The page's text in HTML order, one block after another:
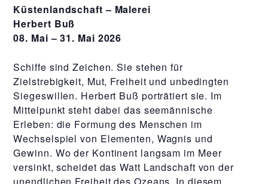
Küstenlandschaft – Malerei
Herbert Buß
08. Mai – 31. Mai 2026
Schiffe sind Zeichen. Sie stehen für
Zielstrebigkeit, Mut, Freiheit und unbedingten
Siegeswillen. Herbert Buß porträtiert sie. Im
Mittelpunkt steht dabei das seemännische
Erleben: die Formung des Menschen im
Wechselspiel von Elementen, Wagnis und
Gewinn. Wo der Kontinent langsam im Meer
versinkt, scheidet das Watt Landschaft von der